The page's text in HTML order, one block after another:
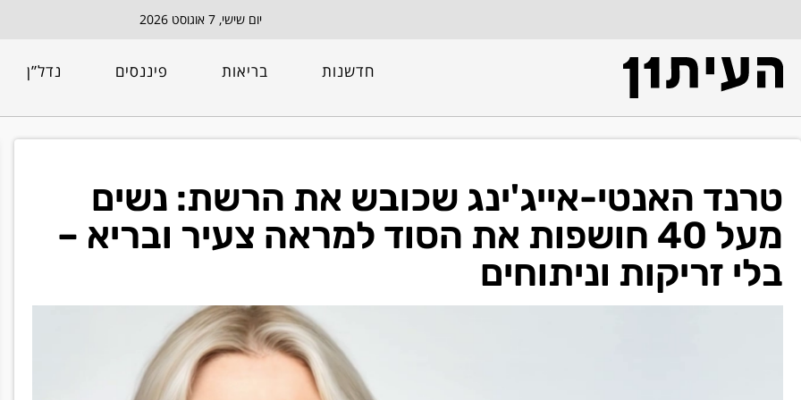
יום שישי, 7 אוגוסט 2026
חדשנות בריאות פיננסים נדל”ן
טרנד האנטי-אייג'ינג שכובש את הרשת: נשים
מעל 40 חושפות את הסוד למראה צעיר ובריא –
בלי זריקות וניתוחים